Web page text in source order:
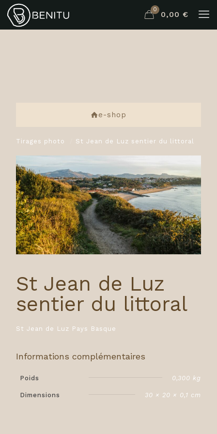
0
0,00 €
e-shop
Tirages photo St Jean de Luz sentier du littoral
St Jean de Luz
sentier du littoral
St Jean de Luz Pays Basque
Informations complémentaires
Poids 0,300 kg
Dimensions 30 × 20 × 0,1 cm